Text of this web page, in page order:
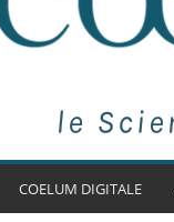
COELUM DIGITALE